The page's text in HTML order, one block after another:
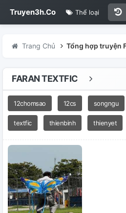
Truyen3h.Co Thể loại
Trang Chủ Tổng hợp truyện
FARAN TEXTFIC
12chomsao 12cs songngu
textfic thienbinh thienyet